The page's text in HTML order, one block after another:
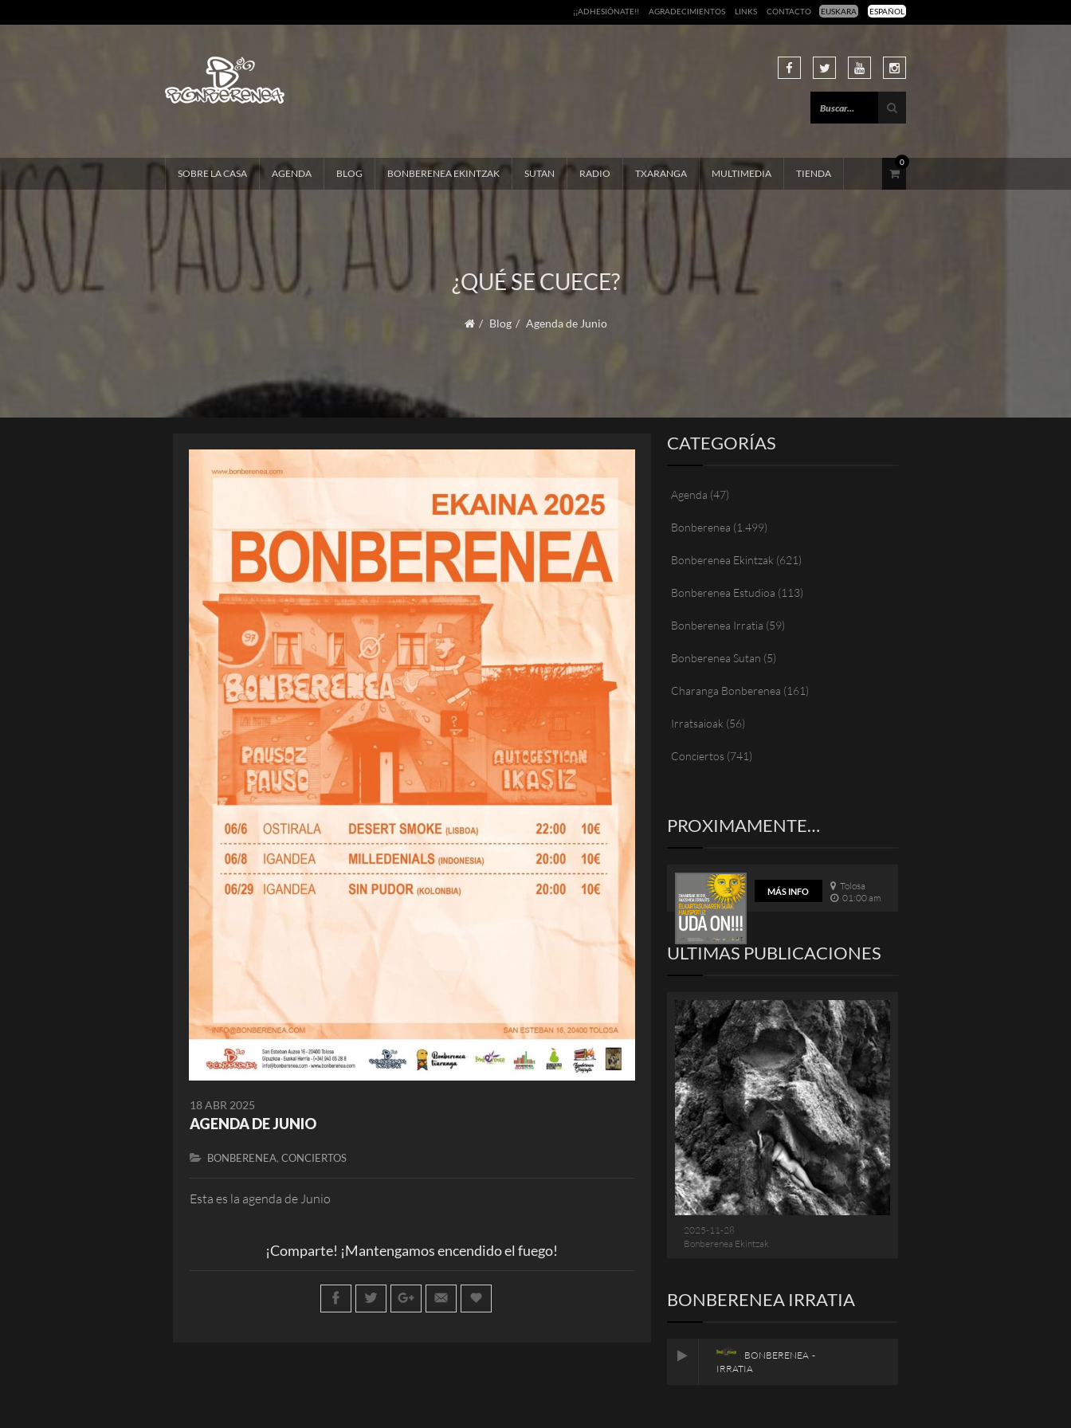
EUSKARA ESPAÑOL
¡¡ADHESIÓNATE!! AGRADECIMIENTOS LINKS CONTACTO
SOBRE LA CASA AGENDA BLOG BONBERENEA EKINTZAK SUTAN RADIO TXARANGA MULTIMEDIA TIENDA
0
¿QUÉ SE CUECE?
Blog Agenda de Junio
18 ABR 2025
AGENDA DE JUNIO
BONBERENEA, CONCIERTOS
Esta es la agenda de Junio
¡Comparte! ¡Mantengamos encendido el fuego!
CATEGORÍAS
Agenda (47)
Bonberenea (1.499)
Bonberenea Ekintzak (621)
Bonberenea Estudioa (113)
Bonberenea Irratia (59)
Bonberenea Sutan (5)
Charanga Bonberenea (161)
Irratsaioak (56)
Conciertos (741)
PROXIMAMENTE…
MÁS INFO
Tolosa
01:00 am
ULTIMAS PUBLICACIONES
2025-11-28
Bonberenea Ekintzak
BONBERENEA IRRATIA
BONBERENEA -
IRRATIA